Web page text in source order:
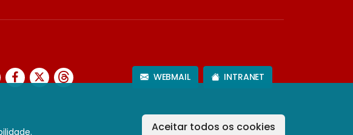
Aceitar todos os cookies
WEBMAIL INTRANET